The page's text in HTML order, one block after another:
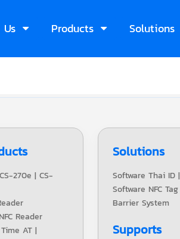
Products Solutions
270e | CS-
Reader
AT |
Solutions
Software Thai ID
Software NFC Tag
Barrier System
Supports